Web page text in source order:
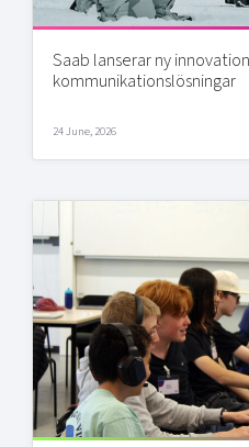
Saab lanserar ny
kommunikationslösningar
24 June, 2026